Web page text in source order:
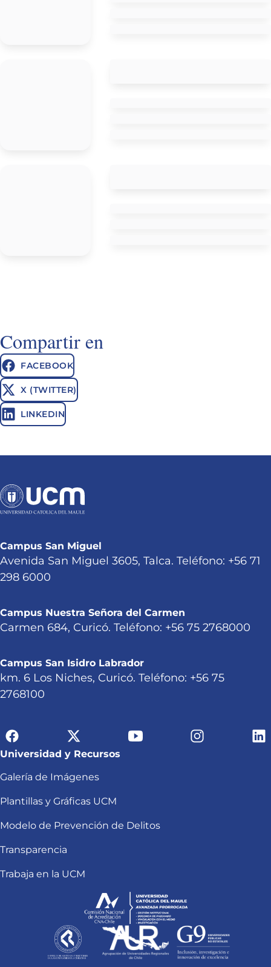
Compartir en
FACEBOOK
X (TWITTER)
LINKEDIN
Campus San Miguel
Avenida San Miguel 3605, Talca. Teléfono: +56 71
298 6000
Campus Nuestra Señora del Carmen
Carmen 684, Curicó. Teléfono: +56 75 2768000
Campus San Isidro Labrador
km. 6 Los Niches, Curicó. Teléfono: +56 75
2768100
Universidad y Recursos
Galería de Imágenes
Plantillas y Gráficas UCM
Modelo de Prevención de Delitos
Transparencia
Trabaja en la UCM